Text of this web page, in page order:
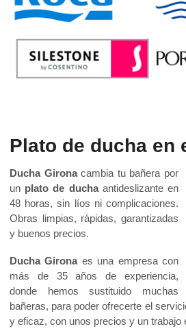
Plato de ducha en
Ducha Gironacambia tu bañera por
un plato de duchaantideslizante en
48 horas, sin líos ni complicaciones.
Obras limpias, rápidas, garantizadas
y buenos precios.
Ducha Gironaes una empresa con
más de 35 años de experiencia,
donde hemos sustituido muchas
bañeras, para poder ofrecerte el
y eficaz, con unos precios y un trabajo